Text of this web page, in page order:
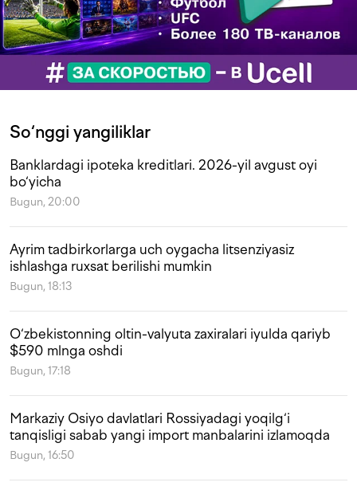
So‘nggi yangiliklar
Banklardagi ipoteka kreditlari. 2026-yil avgust oyi
bo‘yicha
Bugun, 20:00
Ayrim tadbirkorlarga uch oygacha litsenziyasiz
ishlashga ruxsat berilishi mumkin
Bugun, 18:13
O‘zbekistonning oltin-valyuta zaxiralari iyulda qariyb
$590 mlnga oshdi
Bugun, 17:18
Markaziy Osiyo davlatlari Rossiyadagi yoqilg‘i
tanqisligi sabab yangi import manbalarini izlamoqda
Bugun, 16:50